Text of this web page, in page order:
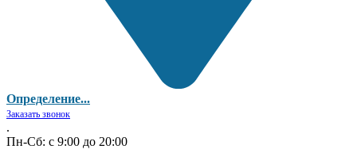
Определение...
Заказать звонок
.
Пн-Сб: с 9:00 до 20:00